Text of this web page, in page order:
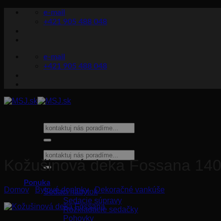
e-mail
+421 905 488 048
e-mail
+421 905 488 048
Hľadať:
Hľadať:
Ponuka
Sedací nábytok
Sedacie súpravy
Rozkladacie sedačky
Pohovky
Kožušinová deka Fossana
Domov Bytové doplnky / Dekoračné vankúše